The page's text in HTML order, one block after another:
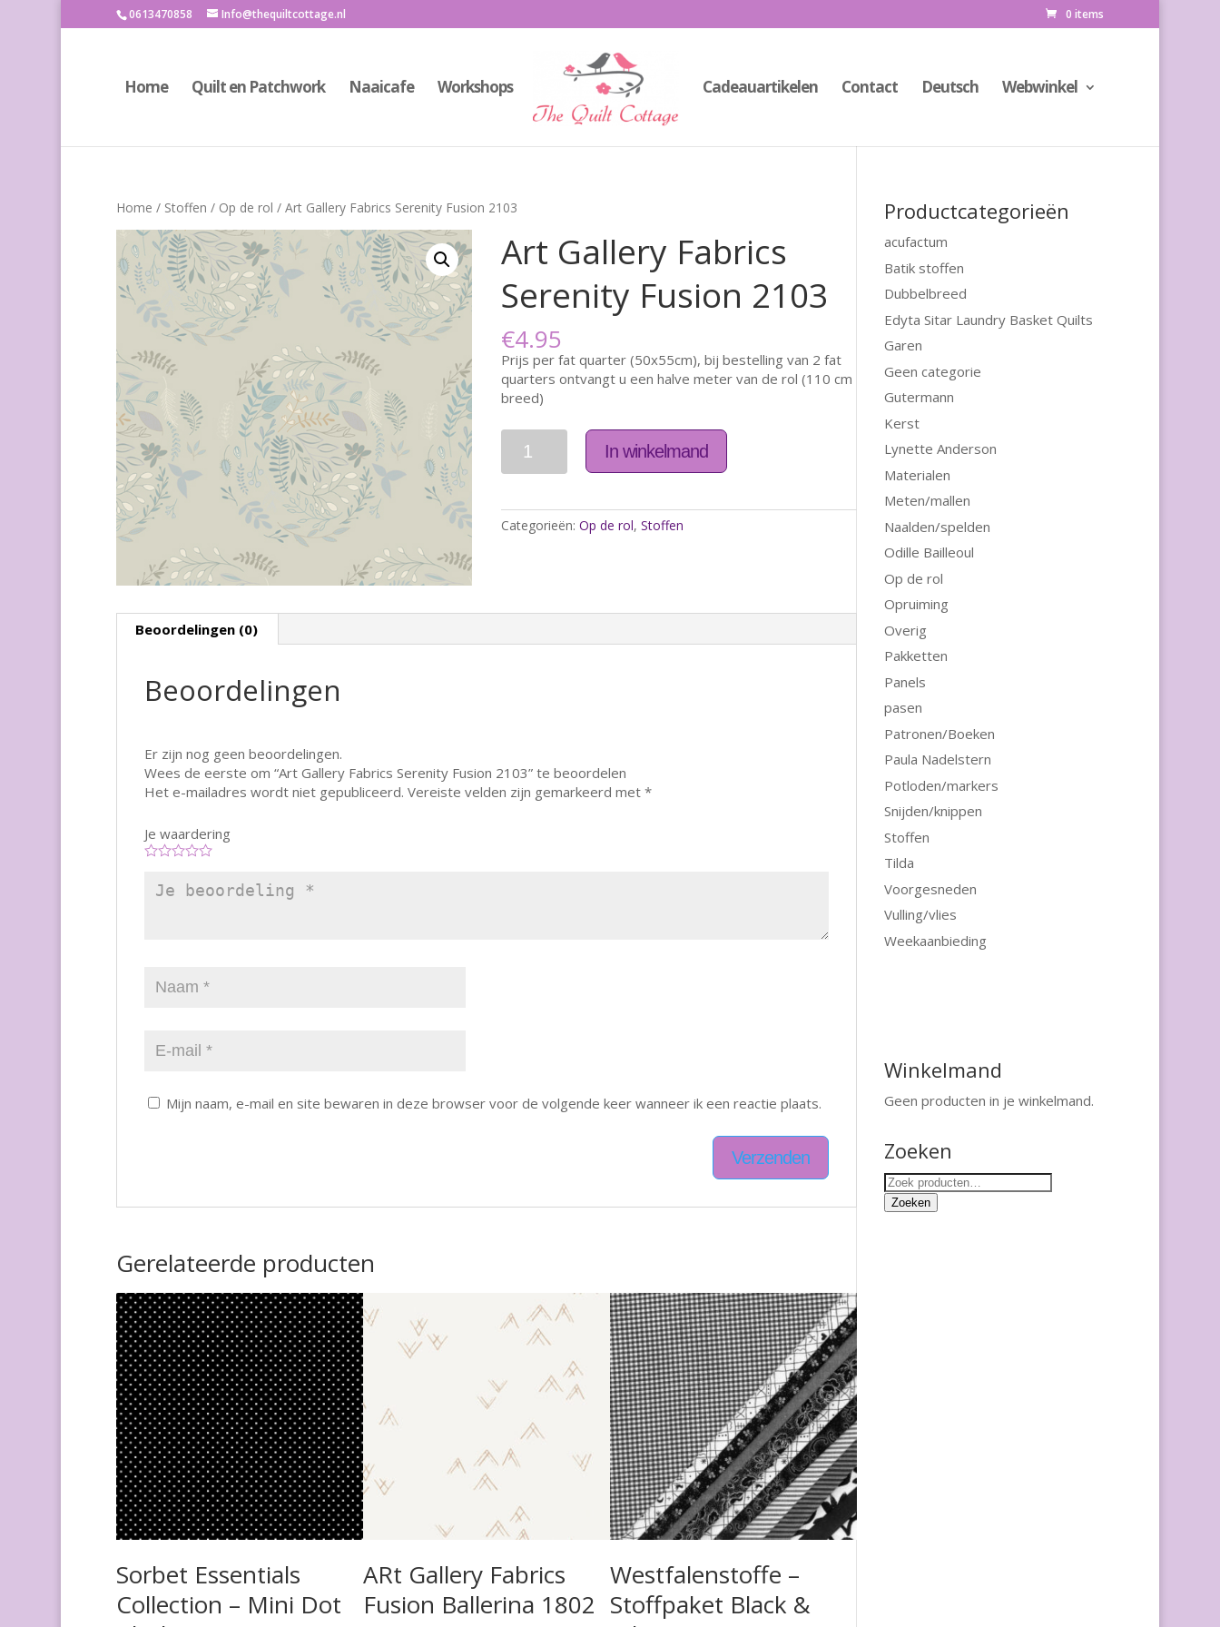
0613470858 Info@thequiltcottage.nl 0 items
Home Quilt en Patchwork Naaicafe Workshops Cadeauartikelen Contact Deutsch Webwinkel
Home / Stoffen / Op de rol / Art Gallery Fabrics Serenity Fusion 2103
Art Gallery Fabrics
Serenity Fusion 2103
€4.95
Prijs per fat quarter (50x55cm), bij bestelling van 2 fat
quarters ontvangt u een halve meter van de rol (110 cm
breed)
Aantal
In winkelmand
Categorieën:Op de rol,Stoffen
Beoordelingen (0)
Beoordelingen
Er zijn nog geen beoordelingen.
Wees de eerste om “Art Gallery Fabrics Serenity Fusion 2103” te beoordelen
Het e-mailadres wordt niet gepubliceerd. Vereiste velden zijn gemarkeerd met *
Je waardering
Mijn naam, e-mail en site bewaren in deze browser voor de volgende keer wanneer ik een reactie plaats.
Gerelateerde producten
Sorbet Essentials
Collection – Mini Dot
ARt Gallery Fabrics
Fusion Ballerina 1802
Westfalenstoffe –
Stoffpaket Black &
Productcategorieën
acufactum
Batik stoffen
Dubbelbreed
Edyta Sitar Laundry Basket Quilts
Garen
Geen categorie
Gutermann
Kerst
Lynette Anderson
Materialen
Meten/mallen
Naalden/spelden
Odille Bailleoul
Op de rol
Opruiming
Overig
Pakketten
Panels
pasen
Patronen/Boeken
Paula Nadelstern
Potloden/markers
Snijden/knippen
Stoffen
Tilda
Voorgesneden
Vulling/vlies
Weekaanbieding
Winkelmand
Geen producten in je winkelmand.
Zoeken
Zoeken
naar:
Zoeken